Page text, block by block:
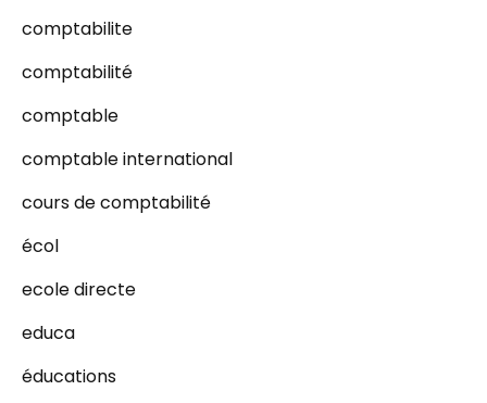
comptabilite
comptabilité
comptable
comptable international
cours de comptabilité
écol
ecole directe
educa
éducations